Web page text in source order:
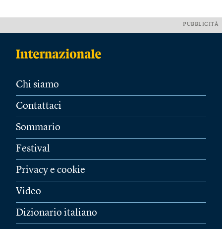
PUBBLICITÀ
Chi siamo
Contattaci
Sommario
Festival
Privacy e cookie
Video
Dizionario italiano